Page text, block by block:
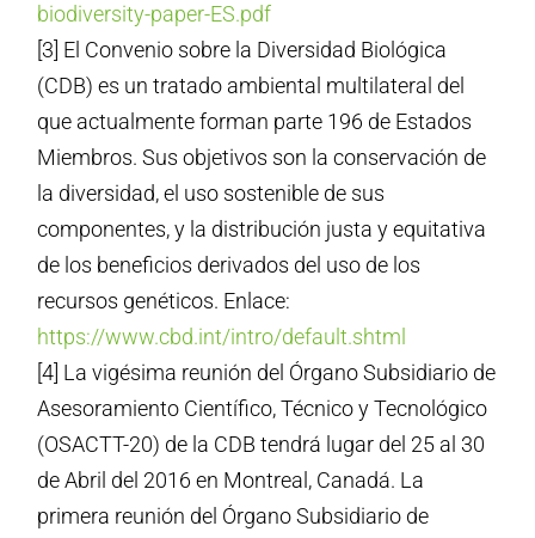
biodiversity-paper-ES.pdf
[3] El Convenio sobre la Diversidad Biológica
(CDB) es un tratado ambiental multilateral del
que actualmente forman parte 196 de Estados
Miembros. Sus objetivos son la conservación de
la diversidad, el uso sostenible de sus
componentes, y la distribución justa y equitativa
de los beneficios derivados del uso de los
recursos genéticos. Enlace:
https://www.cbd.int/intro/default.shtml
[4] La vigésima reunión del Órgano Subsidiario de
Asesoramiento Científico, Técnico y Tecnológico
(OSACTT-20) de la CDB tendrá lugar del 25 al 30
de Abril del 2016 en Montreal, Canadá. La
primera reunión del Órgano Subsidiario de